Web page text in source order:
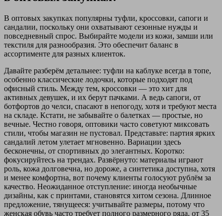
В оптовых закупках популярны туфли, кроссовки, сапоги и
сандалии, поскольку они охватывают сезонные нужды и
повседневный спрос. Выбирайте модели из кожи, замши или
текстиля для разнообразия. Это обеспечит баланс в
ассортименте для разных клиенток.
Давайте разберём детальнее: туфли на каблуке всегда в топе,
особенно классические лодочки, которые подходят под
офисный стиль. Между тем, кроссовки — это хит для
активных девушек, и их берут пачками. А ведь сапоги, от
ботфортов до челси, спасают в непогоду, хотя и требуют места
на складе. Кстати, не забывайте о балетках — простые, но
вечные. Честно говоря, оптовики часто советуют миксовать
стили, чтобы магазин не пустовал. Представьте: партия ярких
сандалий летом улетает мгновенно. Вариации здесь
бесконечны, от спортивных до элегантных. Коротко:
фокусируйтесь на трендах. Развёрнуто: материалы играют
роль, кожа долговечна, но дороже, а синтетика доступна, хотя
и менее комфортна, вот почему клиенты голосуют рублём за
качество. Неожиданное отступление: иногда необычные
дизайны, как с принтами, становятся хитом сезона. Длинное
предложение, тянущееся: учитывайте размеры, потому что
женская обувь часто требует полного размерного ряда, от 35